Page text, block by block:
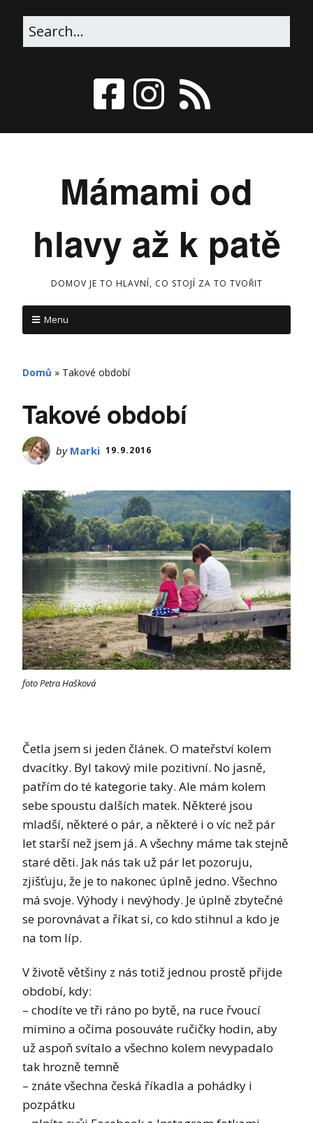
Mámami od
hlavy až k patě
DOMOV JE TO HLAVNÍ, CO STOJÍ ZA TO TVOŘIT
Menu
Domů » Takové období
Takové období
by Marki 19.9.2016
foto Petra Hašková
Četla jsem si jeden článek. O mateřství kolem
dvacítky. Byl takový mile pozitivní. No jasně,
patřím do té kategorie taky. Ale mám kolem
sebe spoustu dalších matek. Některé jsou
mladší, některé o pár, a některé i o víc než pár
let starší než jsem já. A všechny máme tak stejně
staré děti. Jak nás tak už pár let pozoruju,
zjišťuju, že je to nakonec úplně jedno. Všechno
má svoje. Výhody i nevýhody. Je úplně zbytečné
se porovnávat a říkat si, co kdo stihnul a kdo je
na tom líp.
Vživotě většiny z nás totiž jednou prostě přijde
období, kdy:
– chodíte ve tři ráno po bytě, na ruce řvoucí
mimino a očima posouváte ručičky hodin, aby
už aspoň svítalo a všechno kolem nevypadalo
tak hrozně temně
– znáte všechna česká říkadla a pohádky i
pozpátku